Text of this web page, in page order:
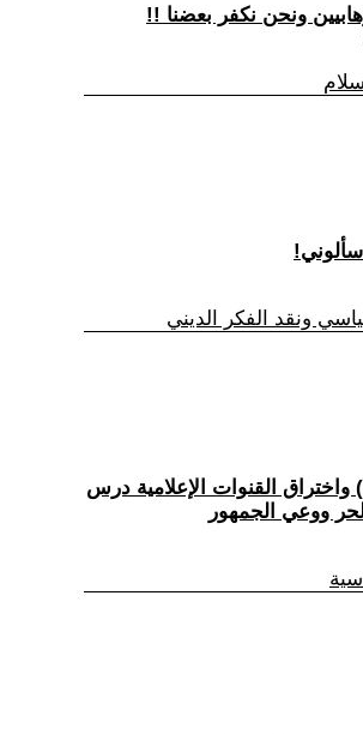
ونقد الفكر الديني
واختراق القنوات الإعلامية درس
ووعي الجمهور